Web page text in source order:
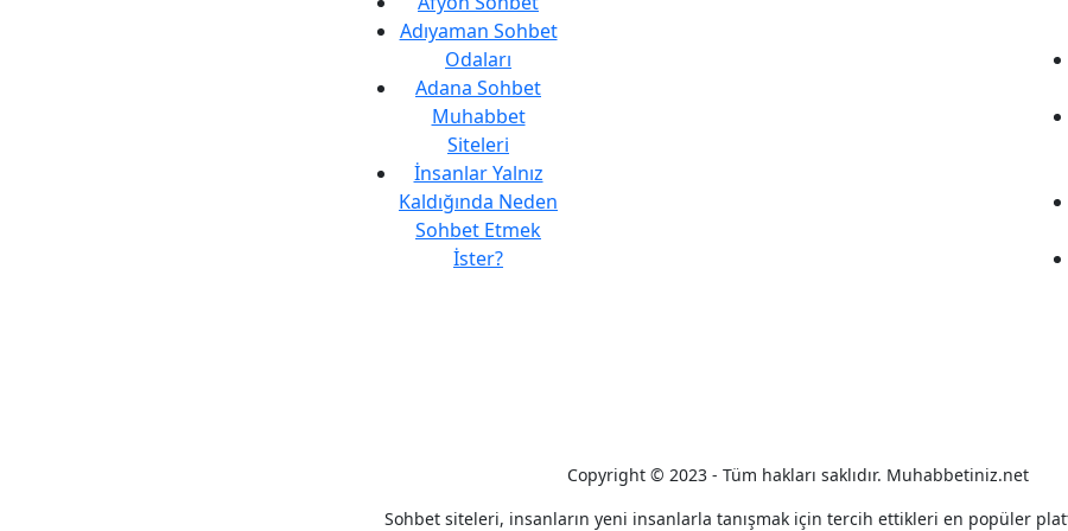
Adıyaman Sohbet
Odaları
Adana Sohbet
Muhabbet
Siteleri
İnsanlar Yalnız
Kaldığında Neden
Sohbet Etmek
İster?
Copyright © 2023 - Tüm hakları saklıdır. Muhabbetiniz.net
Sohbet siteleri, insanların yeni insanlarla tanışmak için tercih ettikleri en popüler